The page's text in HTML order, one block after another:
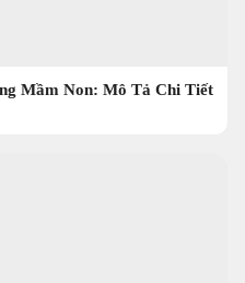
Mầm Non: Mô Tả Chi Tiết